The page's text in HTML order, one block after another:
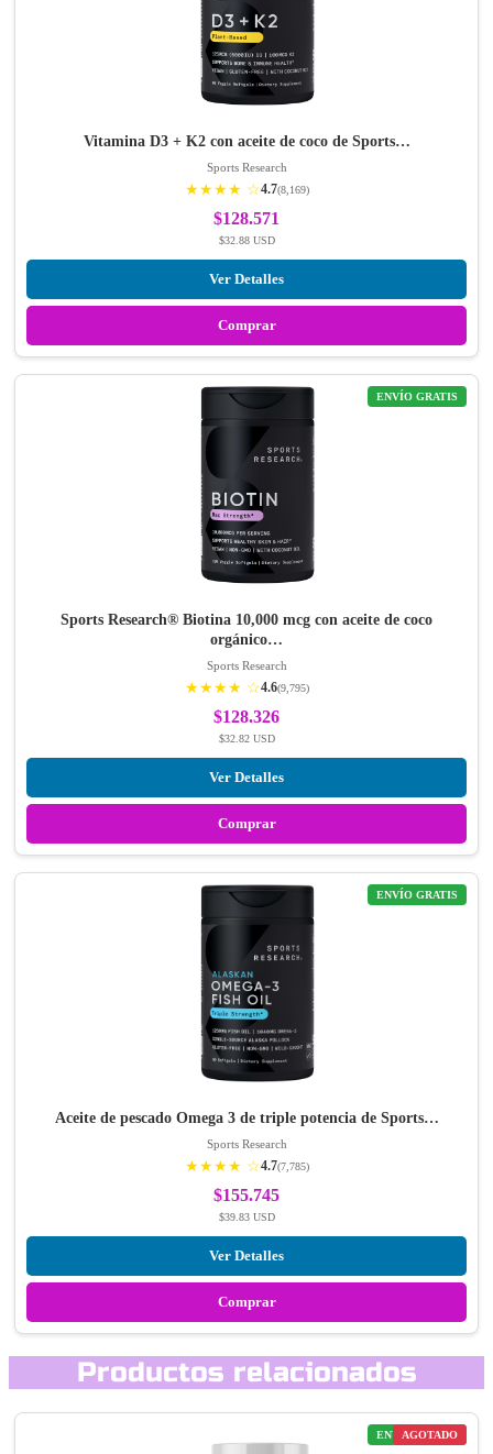
Vitamina D3 + K2 con aceite de coco de Sports…
Sports Research
★★★★ ☆4.7(8,169)
$128.571
$32.88 USD
Ver Detalles
Comprar
ENVÍO GRATIS
Sports Research® Biotina 10,000 mcg con aceite de coco
orgánico…
Sports Research
★★★★ ☆4.6(9,795)
$128.326
$32.82 USD
Ver Detalles
Comprar
ENVÍO GRATIS
Aceite de pescado Omega 3 de triple potencia de Sports…
Sports Research
★★★★ ☆4.7(7,785)
$155.745
$39.83 USD
Ver Detalles
Comprar
Productos relacionados
ENVÍO GRATIS
AGOTADO